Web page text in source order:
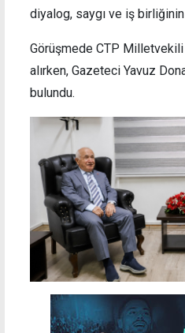
diyalog, saygı ve iş birliğinin
Görüşmede CTP Milletvekili
alırken, Gazeteci Yavuz
bulundu.